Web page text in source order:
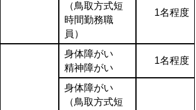
（鳥取方式短
時間勤務職
員）
1名程度
身体障がい
精神障がい
1名程度
身体障がい
（鳥取方式短